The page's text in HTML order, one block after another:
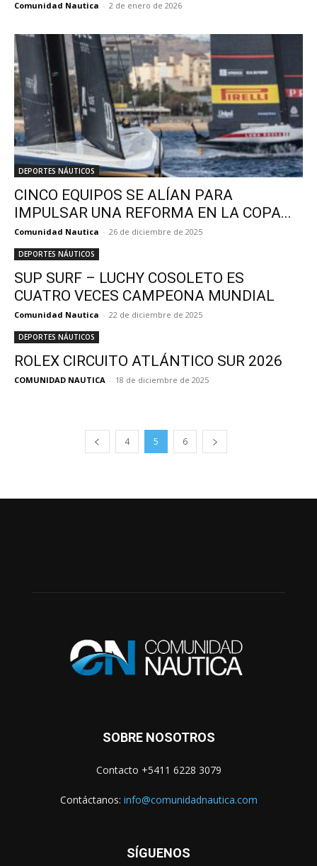
Comunidad Nautica - 2 de enero de 2026
DEPORTES NÁUTICOS
CINCO EQUIPOS SE ALÍAN PARA
IMPULSAR UNA REFORMA EN LA COPA...
Comunidad Nautica - 26 de diciembre de 2025
DEPORTES NÁUTICOS
SUP SURF – LUCHY COSOLETO ES
CUATRO VECES CAMPEONA MUNDIAL
Comunidad Nautica - 22 de diciembre de 2025
DEPORTES NÁUTICOS
ROLEX CIRCUITO ATLÁNTICO SUR 2026
COMUNIDAD NAUTICA - 18 de diciembre de 2025
4 5 6
SOBRE NOSOTROS
Contacto +5411 6228 3079
Contáctanos: info@comunidadnautica.com
SÍGUENOS